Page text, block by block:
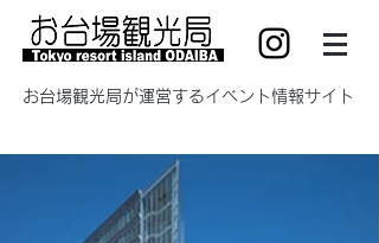
​お台場観光局が運営するイベント情報サイト